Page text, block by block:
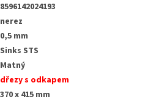
8596142024193
nerez
0,5 mm
Sinks STS
Matný
dřezy s odkapem
370 x 415 mm